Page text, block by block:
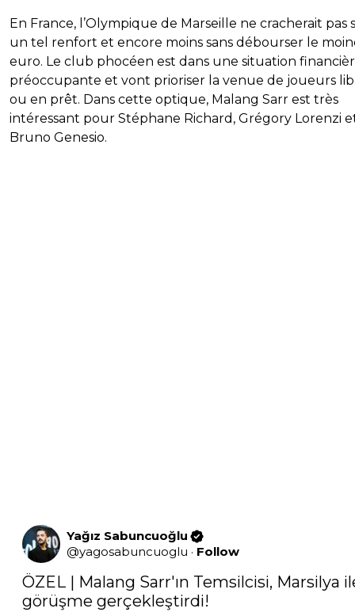
En France, l’Olympique de Marseille ne cracherait pas
un tel renfort et encore moins sans débourser le
euro. Le club phocéen est dans une situation
préoccupante et vont prioriser la venue de joueurs
ou en prêt. Dans cette optique, Malang Sarr est très
intéressant pour Stéphane Richard, Grégory Lorenzi
Bruno Genesio.
Yağız Sabuncuoğlu
@yagosabuncuoglu · Follow
ÖZEL | Malang Sarr'ın Temsilcisi, Marsilya
görüşme gerçekleştirdi!